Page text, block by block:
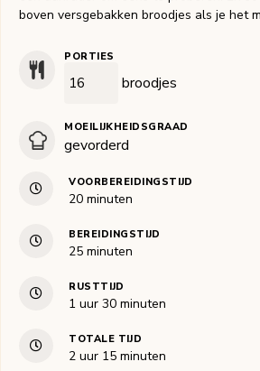
boven versgebakken broodjes als je het
PORTIES
broodjes
MOEILIJKHEIDSGRAAD
gevorderd
VOORBEREIDINGSTIJD
20minuten
minuten
BEREIDINGSTIJD
25minuten
minuten
RUSTTIJD
1 uur
uur 30minuten
minuten
TOTALE TIJD
2uur
uur 15minuten
minuten